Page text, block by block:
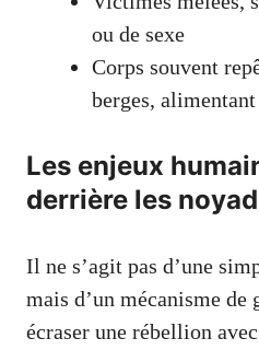
ou de sexe
Corps souvent
berges,
Les enjeux
derrière les
Il ne s’agit pas d’une
mais d’un mécanisme de
écraser une rébellion